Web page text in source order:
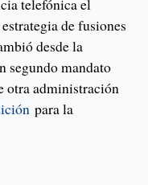
telefónica el
de fusiones
desde la
segundo mandato
otra administración
para la